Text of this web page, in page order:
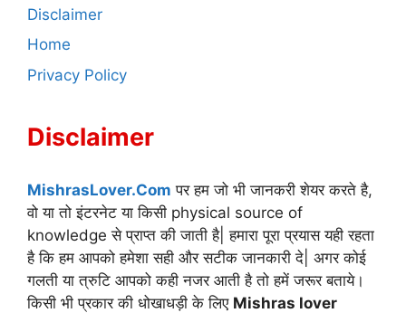
Disclaimer
Home
Privacy Policy
Disclaimer
MishrasLover.Com पर हम जो भी जानकरी शेयर करते है,
वो या तो इंटरनेट या किसी physical source of
knowledge से प्राप्त की जाती है| हमारा पूरा प्रयास यही रहता
है कि हम आपको हमेशा सही और सटीक जानकारी दे| अगर कोई
गलती या त्रुटि आपको कही नजर आती है तो हमें जरूर बताये।
किसी भी प्रकार की धोखाधड़ी के लिए Mishras lover